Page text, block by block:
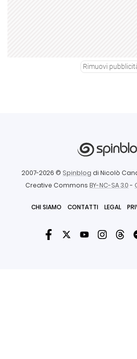
Rimuovi
2007-2026 © Spinblog di Nicolò
Creative Commons BY-NC-SA 3.0-
CHI SIAMO CONTATTI LEGAL